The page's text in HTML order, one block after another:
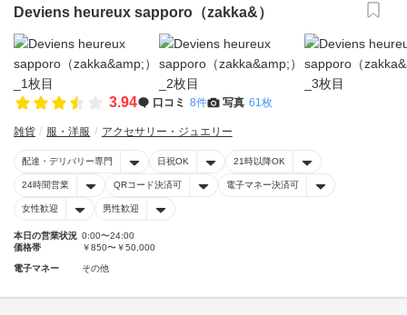
Deviens heureux sapporo（zakka&）
3.94 口コミ 8件 写真 61枚
雑貨 服・洋服 アクセサリー・ジュエリー
配達・デリバリー専門 日祝OK 21時以降OK
24時間営業 QRコード決済可 電子マネー決済可
女性歓迎 男性歓迎
本日の営業状況 0:00〜24:00
価格帯
￥850〜￥50,000
電子マネー その他